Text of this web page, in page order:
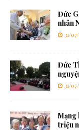
Đức
nhân
31/
Đức
31/
Mạng
triệu